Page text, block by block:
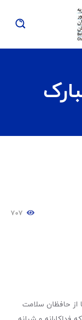
۷۰۷
از حافظان سلامت